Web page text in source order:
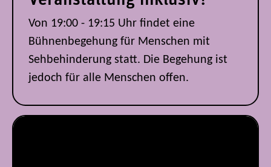
Von 19:00 - 19:15 Uhr findet eine
Bühnenbegehung für Menschen mit
Sehbehinderung statt. Die Begehung ist
jedoch für alle Menschen offen.